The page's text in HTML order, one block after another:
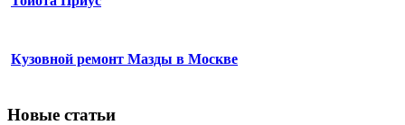
Кузовной ремонт Мазды в Москве
Новые статьи